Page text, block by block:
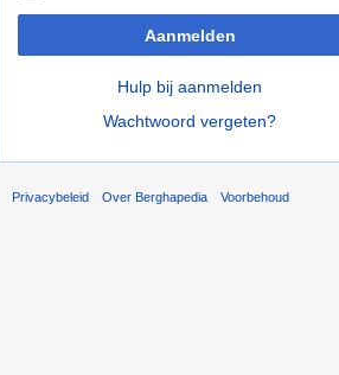
Aanmelden
Hulp bij aanmelden
Wachtwoord vergeten?
Privacybeleid Over Berghapedia Voorbehoud